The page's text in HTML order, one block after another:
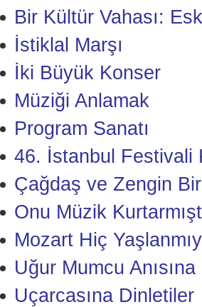
Bir Kültür Vahası:
İstiklal Marşı
İki Büyük Konser
Müziği Anlamak
Program Sanatı
46. İstanbul Festivali
Çağdaş ve Zengin
Onu Müzik
Mozart Hiç
Uğur Mumcu Anısına
Uçarcasına Dinletiler